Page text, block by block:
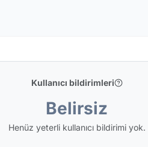
Kullanıcı bildirimleri
Belirsiz
Henüz yeterli kullanıcı bildirimi yok.